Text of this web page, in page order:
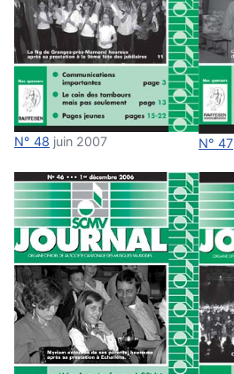
N° 48 juin 2007 N° 47